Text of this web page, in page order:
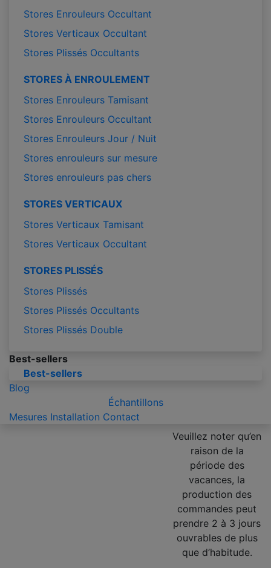
Stores Enrouleurs Occultant
Stores Verticaux Occultant
Stores Plissés Occultants
STORES À ENROULEMENT
Stores Enrouleurs Tamisant
Stores Enrouleurs Occultant
Stores Enrouleurs Jour / Nuit
Stores enrouleurs sur mesure
Stores enrouleurs pas chers
STORES VERTICAUX
Stores Verticaux Tamisant
Stores Verticaux Occultant
STORES PLISSÉS
Stores Plissés
Stores Plissés Occultants
Stores Plissés Double
Best-sellers
Best-sellers
Blog
Échantillons
Mesures Installation Contact
Veuillez noter qu’en
raison de la
période des
vacances, la
production des
commandes peut
prendre 2 à 3 jours
ouvrables de plus
que d’habitude.